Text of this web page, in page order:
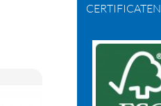
CERTIFICATEN